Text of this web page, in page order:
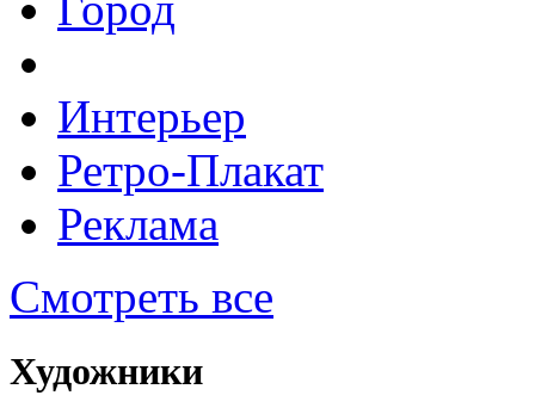
Интерьер
Ретро-Плакат
Реклама
Смотреть все
Художники